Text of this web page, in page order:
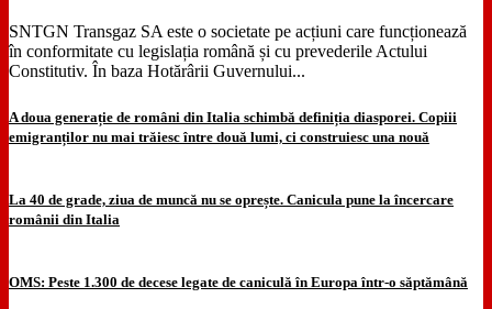
SNTGN Transgaz SA este o societate pe acțiuni care funcționează
în conformitate cu legislația română și cu prevederile Actului
Constitutiv. În baza Hotărârii Guvernului...
A doua generație de români din Italia schimbă definiția diasporei. Copiii
emigranților nu mai trăiesc între două lumi, ci construiesc una nouă
La 40 de grade, ziua de muncă nu se oprește. Canicula pune la încercare
românii din Italia
OMS: Peste 1.300 de decese legate de caniculă în Europa într-o săptămână